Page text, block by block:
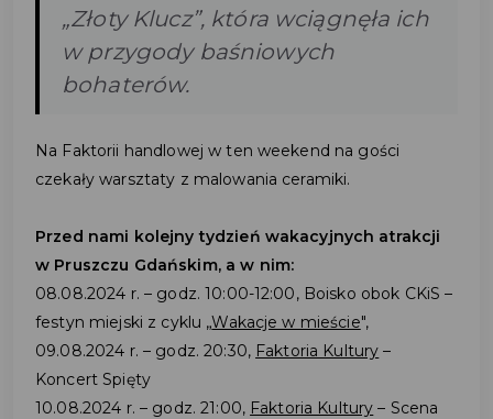
„Złoty Klucz”, która wciągnęła ich
w przygody baśniowych
bohaterów.
Na Faktorii handlowej w ten weekend na gości
czekały warsztaty z malowania ceramiki.
Przed nami kolejny tydzień wakacyjnych atrakcji
w Pruszczu Gdańskim, a w nim:
08.08.2024 r. – godz. 10:00-12:00, Boisko obok CKiS –
festyn miejski z cyklu „Wakacje w mieście",
09.08.2024 r. – godz. 20:30, Faktoria Kultury –
Koncert Spięty
10.08.2024 r. – godz. 21:00, Faktoria Kultury – Scena